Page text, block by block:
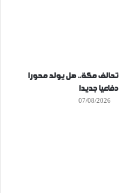
تحالف مكة.. هل يولد محورا
دفاعيا جديدا
07/08/2026